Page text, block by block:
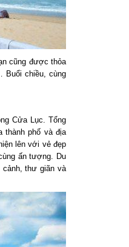
cũng được thỏa
chiều, cùng
Cửa Lục. Tổng
phố và địa
lên với vẻ đẹp
ấn tượng. Du
thư giãn và